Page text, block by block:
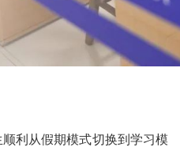
利从假期模式切换到学习模